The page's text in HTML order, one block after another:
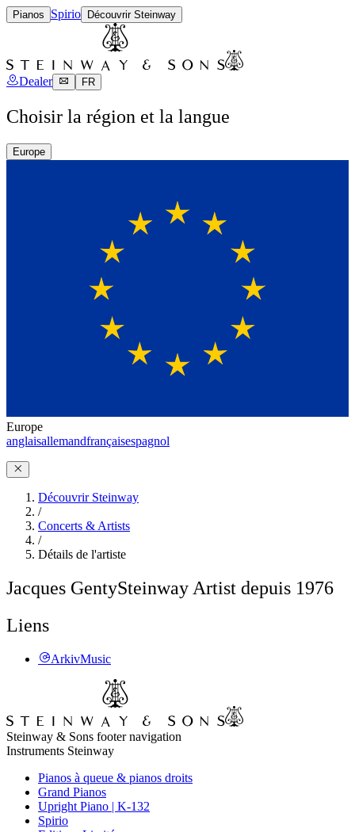
Pianos Spirio Découvrir Steinway
Dealer FR
Choisir la région et la langue
Europe
Europe
anglaisallemandfrançaisespagnol
Découvrir Steinway
/
Concerts & Artists
/
Détails de l'artiste
Jacques GentySteinway Artist depuis 1976
Liens
ArkivMusic
Steinway & Sons footer navigation
Instruments Steinway
Pianos à queue & pianos droits
Grand Pianos
Upright Piano | K-132
Spirio